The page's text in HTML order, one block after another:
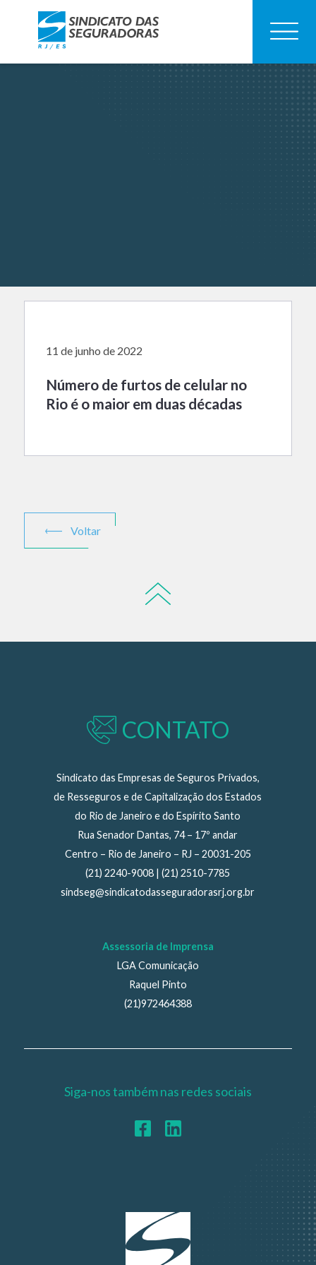
11 de junho de 2022
Número de furtos de celular no
Rio é o maior em duas décadas
Voltar
CONTATO
Sindicato das Empresas de Seguros Privados,
de Resseguros e de Capitalização dos Estados
do Rio de Janeiro e do Espírito Santo
Rua Senador Dantas, 74 – 17º andar
Centro – Rio de Janeiro – RJ – 20031-205
(21) 2240-9008 | (21) 2510-7785
sindseg@sindicatodasseguradorasrj.org.br
Assessoria de Imprensa
LGA Comunicação
Raquel Pinto
(21)972464388
Siga-nos também nas redes sociais